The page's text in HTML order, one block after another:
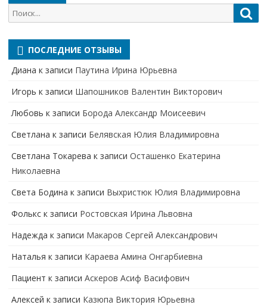
Поиск
для:
ПОСЛЕДНИЕ ОТЗЫВЫ
Диана к записи Паутина Ирина Юрьевна
Игорь к записи Шапошников Валентин Викторович
Любовь к записи Борода Александр Моисеевич
Светлана к записи Белявская Юлия Владимировна
Cветлана Токарева к записи Осташенко Екатерина
Николаевна
Света Бодина к записи Выхристюк Юлия Владимировна
Фолькс к записи Ростовская Ирина Львовна
Надежда к записи Макаров Сергей Александрович
Наталья к записи Караева Амина Онгарбиевна
Пациент к записи Аскеров Асиф Васифович
Алексей к записи Казюпа Виктория Юрьевна